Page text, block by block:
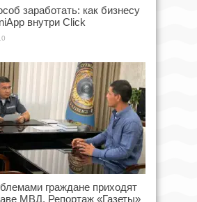
заработать: как бизнесу
внутри Click
граждане приходят
МВД. Репортаж «Газеты»